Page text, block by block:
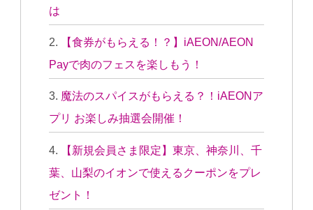
は
【食券がもらえる！？】iAEON/AEON
Payで肉のフェスを楽しもう！
魔法のスパイスがもらえる？！iAEONア
プリ お楽しみ抽選会開催！
【新規会員さま限定】東京、神奈川、千
葉、山梨のイオンで使えるクーポンをプレ
ゼント！